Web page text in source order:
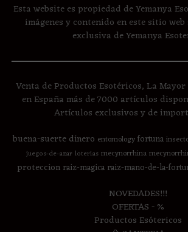
Esta website es propiedad de Yemanya
imágenes y contenido en este sitio
exclusiva de Yemanya
Venta de Productos Esotéricos, La
en España más de 7000 artículos
Artículos exclusivos y de
buena-suertedinero entomologyfortuna
juegos-de-azar loterias mecynorrhina
proteccion raiz-magica raiz-mano-de-la-
NOVEDADES!!!
OFERTAS - %
Productos Esótericos